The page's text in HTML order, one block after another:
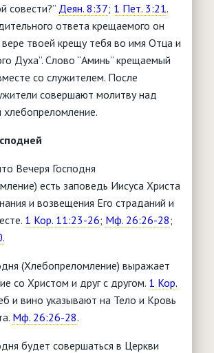
совести?” Деян. 8:37; 1 Пет. 3:21.
ответа крещаемого он
твоей крещу тебя во имя Отца и
Духа”. Слово “Аминь” крещаемый
со служителем. После
совершают молитву над
Вечеря Господня
есть заповедь Иисуса Христа
и возвещения Его страданий и
1 Кор. 11:23-26; Мф. 26:26-28;
.
(Хлебопреломление) выражает
со Христом и друг с другом. 1 Кор.
и вино указывают на Тело и Кровь
Мф. 26:26-28.
будет совершаться в Церкви